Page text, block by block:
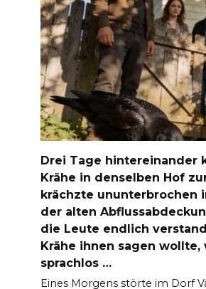
Drei Tage hintereinander
Krähe in denselben Hof
krächzte ununterbrochen
der alten
die Leute endlich
Krähe ihnen sagen wollte,
sprachlos …
Eines Morgens störte im Dorf